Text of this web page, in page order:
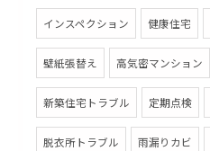
インスペクション 健康住宅
壁紙張替え 高気密マンション
新築住宅トラブル 定期点検
脱衣所トラブル 雨漏りカビ